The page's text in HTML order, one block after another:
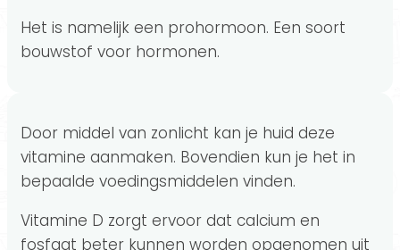
Het is namelijk een prohormoon. Een soort
bouwstof voor hormonen.
Door middel van zonlicht kan je huid deze
vitamine aanmaken. Bovendien kun je het in
bepaalde voedingsmiddelen vinden.
Vitamine D zorgt ervoor dat calcium en
fosfaat beter kunnen worden opgenomen uit